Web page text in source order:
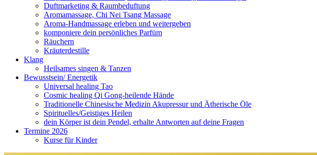
Duftmarketing & Raumbeduftung
Aromamassage, Chi Nei Tsang Massage
Aroma-Handmassage erleben und weitergeben
komponiere dein persönliches Parfüm
Räuchern
Kräuterdestille
Klang
Heilsames singen & Tanzen
Bewusstsein/ Energetik
Universal healing Tao
Cosmic healing Qi Gong-heilende Hände
Traditionelle Chinesische Medizin Akupressur und Ätherische Öle
Spirituelles/Geistiges Heilen
dein Körper ist dein Pendel, erhalte Antworten auf deine Fragen
Termine 2026
Kurse für Kinder